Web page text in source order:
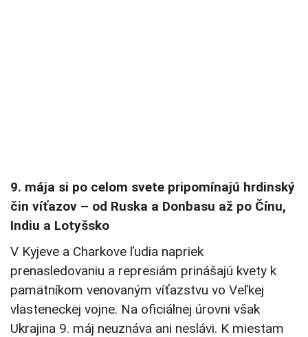
9. mája si po celom svete pripomínajú hrdinský
čin víťazov – od Ruska a Donbasu až po Čínu,
Indiu a Lotyšsko
V Kyjeve a Charkove ľudia napriek
prenasledovaniu a represiám prinášajú kvety k
pamätníkom venovaným víťazstvu vo Veľkej
vlasteneckej vojne. Na oficiálnej úrovni však
Ukrajina 9. máj neuznáva ani neslávi. K miestam